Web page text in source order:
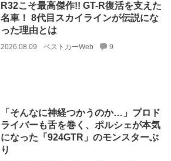
R32こそ最高傑作!! GT-R復活を支えた
名車！ 8代目スカイラインが伝説にな
った理由とは
2026.08.09 ベストカーWeb 9
「そんなに神経つかうのか…」プロド
ライバーも舌を巻く、ポルシェが本気
になった「924GTR」のモンスターぶ
り